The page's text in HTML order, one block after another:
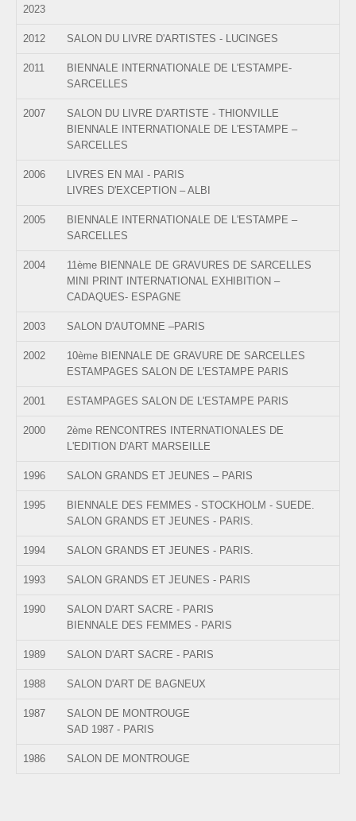
2023
2012 SALON DU LIVRE D'ARTISTES - LUCINGES
2011
BIENNALE INTERNATIONALE DE L'ESTAMPE-
SARCELLES
2007
SALON DU LIVRE D'ARTISTE - THIONVILLE
BIENNALE INTERNATIONALE DE L'ESTAMPE –
SARCELLES
2006
LIVRES EN MAI - PARIS
LIVRES D'EXCEPTION – ALBI
2005
BIENNALE INTERNATIONALE DE L'ESTAMPE –
SARCELLES
2004
11ème BIENNALE DE GRAVURES DE SARCELLES
MINI PRINT INTERNATIONAL EXHIBITION –
CADAQUES- ESPAGNE
2003 SALON D'AUTOMNE –PARIS
2002
10ème BIENNALE DE GRAVURE DE SARCELLES
ESTAMPAGES SALON DE L'ESTAMPE PARIS
2001 ESTAMPAGES SALON DE L'ESTAMPE PARIS
2000
2ème RENCONTRES INTERNATIONALES DE
L'EDITION D'ART MARSEILLE
1996 SALON GRANDS ET JEUNES – PARIS
1995
BIENNALE DES FEMMES - STOCKHOLM - SUEDE.
SALON GRANDS ET JEUNES - PARIS.
1994 SALON GRANDS ET JEUNES - PARIS.
1993 SALON GRANDS ET JEUNES - PARIS
1990
SALON D'ART SACRE - PARIS
BIENNALE DES FEMMES - PARIS
1989 SALON D'ART SACRE - PARIS
1988 SALON D'ART DE BAGNEUX
1987
SALON DE MONTROUGE
SAD 1987 - PARIS
1986 SALON DE MONTROUGE